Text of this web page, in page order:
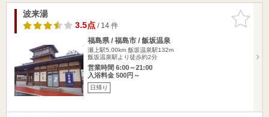
お気に入
りに追加
波来湯
3.5点/ 14 件
福島県 / 福島市 / 飯坂温泉
瀬上駅5.00km 飯坂温泉駅132m
飯坂温泉駅より徒歩約2分
営業時間 6:00～21:00
入浴料金 500円～
日帰り